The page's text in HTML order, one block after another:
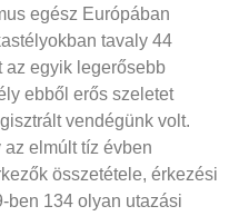
egész Európában
tavaly 44
az egyik legerősebb
ebből erős szeletet
vendégünk volt.
elmúlt tíz évben
összetétele, érkezési
ben 134 olyan utazási